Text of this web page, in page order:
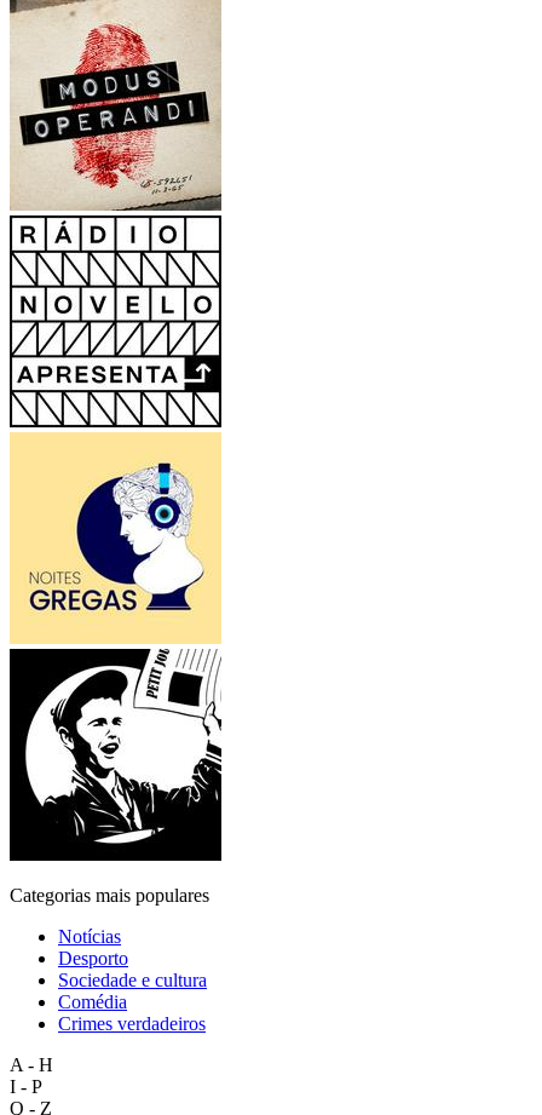
Categorias mais populares
Notícias
Desporto
Sociedade e cultura
Comédia
Crimes verdadeiros
A - H
I - P
Q - Z